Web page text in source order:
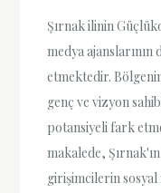
Şırnak ilinin
medya ajanslarının
etmektedir.
genç ve vizyon
potansiyeli fark
makalede,
girişimcilerin sosyal